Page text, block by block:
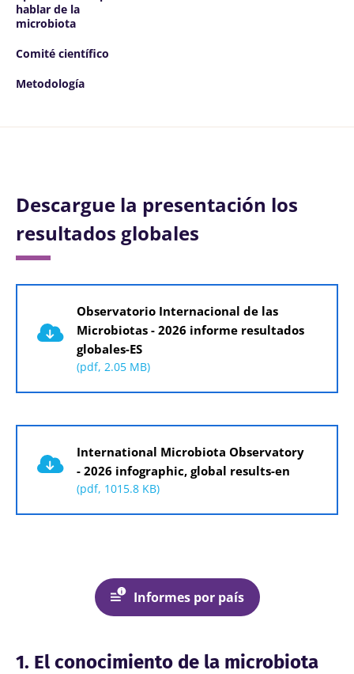
hablar de la
microbiota
Comité científico
Metodología
Descargue la presentación los
resultados globales
Observatorio Internacional de las
Microbiotas - 2026 informe resultados
globales-ES
(pdf, 2.05 MB)
International Microbiota Observatory
- 2026 infographic, global results-en
(pdf, 1015.8 KB)
Informes por país
1. El conocimiento de la microbiota